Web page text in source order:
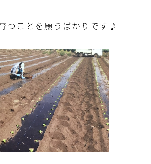
つことを願うばかりです♪